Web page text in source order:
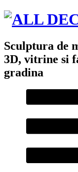
Sculptura de
3D, vitrine si
gradina